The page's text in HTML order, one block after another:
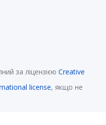
за ліцензією Creative
license, якщо не